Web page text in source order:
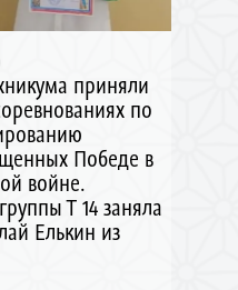
приняли
по
Победе в
войне.
Т 14 заняла
Елькин из